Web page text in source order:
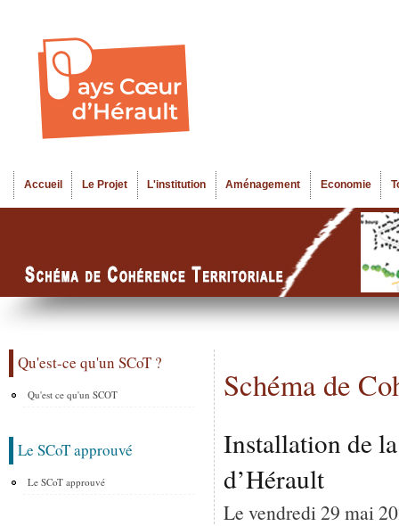
Menu principal
Accueil Le Projet L'institution Aménagement Economie
Qu'est-ce qu'un SCoT ?
Qu'est ce qu'un SCOT
Le SCoT approuvé
Le SCoT approuvé
Schéma de
Installation de
d’Hérault
Le vendredi 29 mai